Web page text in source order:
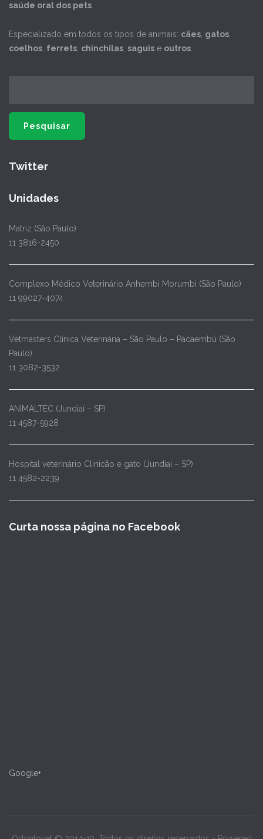
saúde oral dos pets.
Especializado em todos os tipos de animais: cães, gatos,
coelhos, ferrets, chinchilas, saguis e outros.
Twitter
Unidades
Matriz (São Paulo)
11 3816-2450
Complexo Médico Veterinário Anhembi Morumbi (São Paulo)
11 99027-4074
Vetmasters Clínica Veterinária – São Paulo – Pacaembú (São
Paulo)
11 3082-3532
ANIMALTEC (Jundiaí – SP)
11 4587-5928
Hospital veterinário Clinicão e gato (Jundiaí – SP)
11 4582-2239
Curta nossa página no Facebook
Google+